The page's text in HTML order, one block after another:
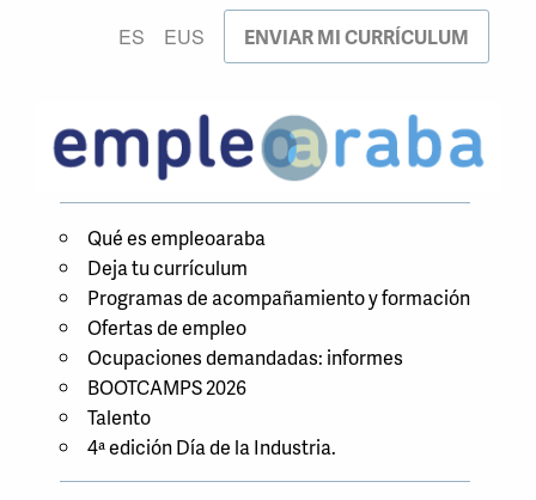
ES EUS ENVIAR MI CURRÍCULUM
Qué es empleoaraba
Deja tu currículum
Programas de acompañamiento y formación
Ofertas de empleo
Ocupaciones demandadas: informes
BOOTCAMPS 2026
Talento
4ª edición Día de la Industria.